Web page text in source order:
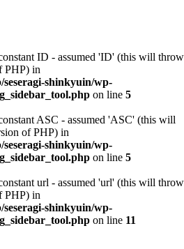
ID - assumed 'ID' (this will throw
PHP) in
seseragi-shinkyuin/wp-
on line 5
ASC - assumed 'ASC' (this will
of PHP) in
seseragi-shinkyuin/wp-
on line 5
url - assumed 'url' (this will throw
PHP) in
seseragi-shinkyuin/wp-
on line 11